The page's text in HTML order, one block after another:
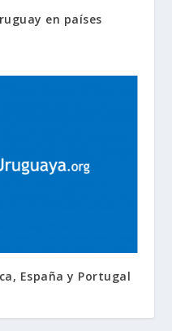
en países
España y Portugal